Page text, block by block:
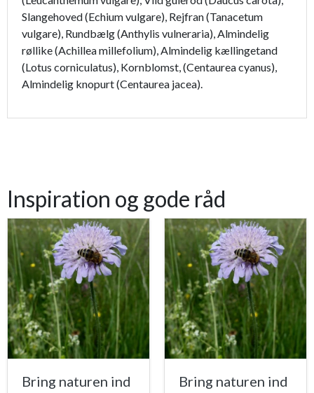
Slangehoved (Echium vulgare), Rejfran (Tanacetum
vulgare), Rundbælg (Anthylis vulneraria), Almindelig
røllike (Achillea millefolium), Almindelig kællingetand
(Lotus corniculatus), Kornblomst, (Centaurea cyanus),
Almindelig knopurt (Centaurea jacea).
Inspiration og gode råd
Bring naturen ind
Bring naturen ind